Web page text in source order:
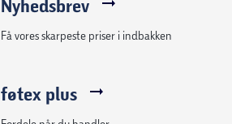
Nyhedsbrev
Få vores skarpeste priser i indbakken
føtex plus